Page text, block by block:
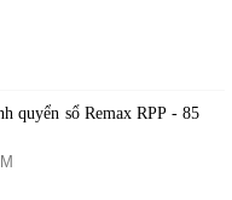
quyển sổ Remax RPP - 85